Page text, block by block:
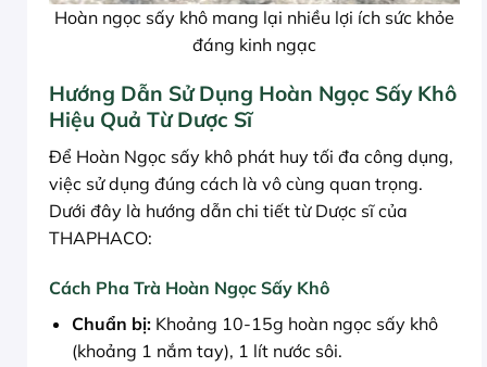
Hoàn ngọc sấy khô mang lại nhiều lợi ích sức khỏe
đáng kinh ngạc
Hướng Dẫn Sử Dụng Hoàn Ngọc Sấy Khô
Hiệu Quả Từ Dược Sĩ
Để Hoàn Ngọc sấy khô phát huy tối đa công dụng,
việc sử dụng đúng cách là vô cùng quan trọng.
Dưới đây là hướng dẫn chi tiết từ Dược sĩ của
THAPHACO:
Cách Pha Trà Hoàn Ngọc Sấy Khô
Chuẩn bị:Khoảng 10-15g hoàn ngọc sấy khô
(khoảng 1 nắm tay), 1 lít nước sôi.